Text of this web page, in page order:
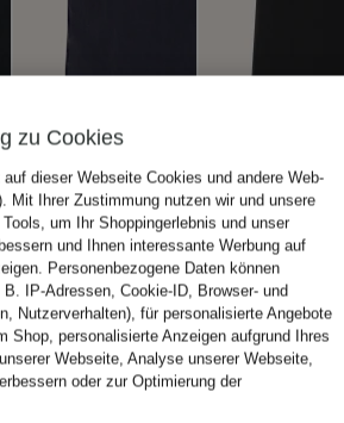
TOMMY HILFIGER
Badeshorts
44,99 €
arena
Badeshorts EVO
BEACH
37,99 €
zu Cookies
auf dieser Webseite Cookies und andere Web-
Mit Ihrer Zustimmung nutzen wir und unsere
um Ihr Shoppingerlebnis und unser
und Ihnen interessante Werbung auf
Personenbezogene Daten können
IP-Adressen, Cookie-ID, Browser- und
Nutzerverhalten), für personalisierte Angebote
Shop, personalisierte Anzeigen aufgrund Ihres
Webseite, Analyse unserer Webseite,
oder zur Optimierung der